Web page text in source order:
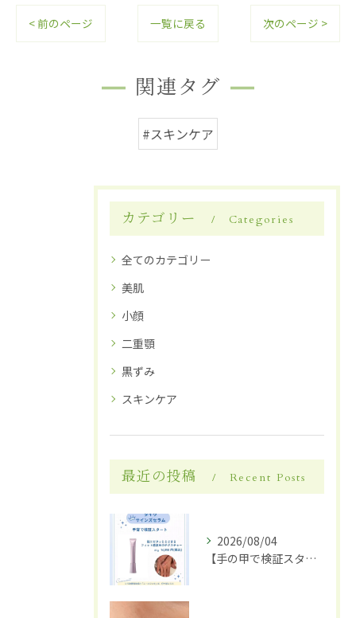
< 前のページ 一覧に戻る 次のページ >
関連タグ
#スキンケア
カテゴリー Categories
全てのカテゴリー
美肌
小顔
二重顎
黒ずみ
スキンケア
最近の投稿 Recent Posts
2026/08/04
【手の甲で検証スタート】✋✨